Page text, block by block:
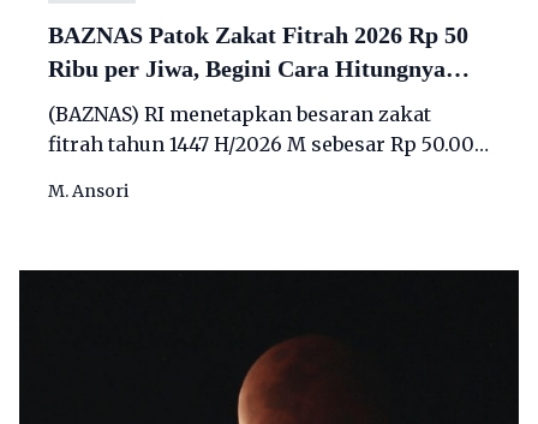
BAZNAS Patok Zakat Fitrah 2026 Rp 50
Ribu per Jiwa, Begini Cara Hitungnya
Biar Tidak Salah Bayar
(BAZNAS) RI menetapkan besaran zakat
fitrah tahun 1447 H/2026 M sebesar Rp 50.000
liter beras/makanan pokok
M. Ansori